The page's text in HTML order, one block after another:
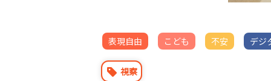
表現自由 こども 不安 デジ
視察